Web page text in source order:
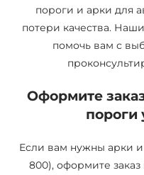
пороги и арки для
потери качества.
помочь вам с
Оформите
пороги
Если вам нужны арки
800), оформите заказ